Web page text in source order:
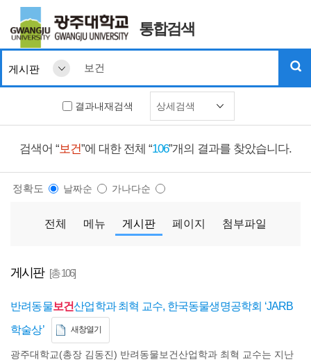
통합검색
결과내재검색 상세검색
검색어 “보건”에 대한 전체 “106”개의 결과를 찾았습니다.
정확도 날짜순 가나다순
전체 메뉴 게시판 페이지 첨부파일
게시판 [총 106]
반려동물보건산업학과 최혁 교수, 한국동물생명공학회 ‘JARB
학술상’
새창열기
광주대학교(총장 김동진) 반려동물보건산업학과 최혁 교수는 지난